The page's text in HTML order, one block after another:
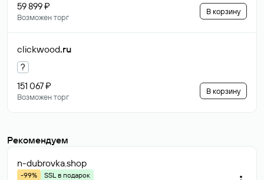
59 899 ₽
Возможен торг
В корзину
clickwood.ru
?
151 067 ₽
Возможен торг
В корзину
Рекомендуем
n-dubrovka.shop
-99%
SSL в подарок